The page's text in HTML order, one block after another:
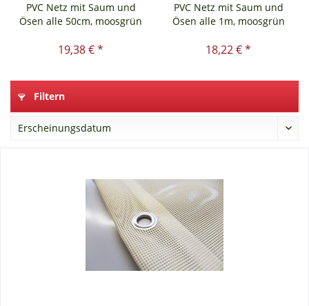
PVC Netz mit Saum und
Ösen alle 50cm, moosgrün
19,38 € *
PVC Netz mit Saum und
Ösen alle 1m, moosgrün
18,22 € *
Filtern